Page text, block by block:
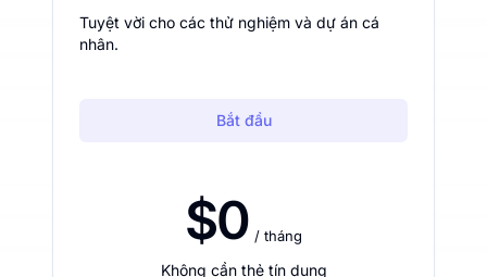
Tuyệt vời cho các thử nghiệm và dự án cá
nhân.
Bắt đầu
$0 / tháng
Không cần thẻ tín dụng